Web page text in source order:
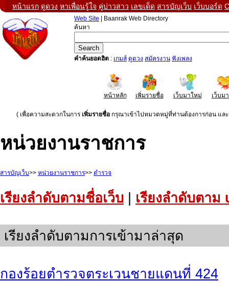
หน้าแรก ดูดวง หาเพื่อนรู้ใจ คู่บ่าวสาว เลขเด็ด สารบัญเว็บ เว็บบอร์ด
Web Site | Baanrak Web Directory
ค้นหา
คำค้นยอดฮิต : เกมส์ ดูดวง สมัครงาน ฟังเพลง
หน้าหลัก เพิ่มรายชื่อ เว็บมาใหม่ เว็บม
( เพื่อความสะดวกในการ เพิ่มรายชื่อ กรุณาเข้าไปหมวดหมู่ที่ท่านต้องการก่อน แล
หน่วยงานราชการ
สารบัญเว็บ>> หน่วยงานราชการ>> ตำรวจ
เรียงลำดับตามชื่อเว็บ เรียงลำดับตาม
เรียงลำดับตามการเข้ามาล่าสุด
กองร้อยตำรวจตระเวนชายแดนที่ 424